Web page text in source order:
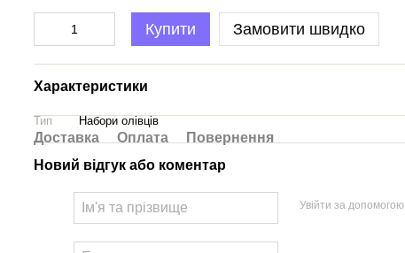
Купити Замовити швидко
Характеристики
Тип Набори олівців
Доставка Оплата
Повернення
Новий відгук або коментар
Увійти за допомогою